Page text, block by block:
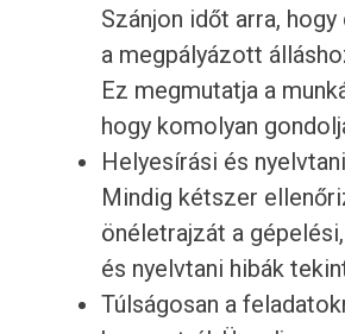
Szánjon időt arra,
a megpályázott
Ez megmutatja a
hogy komolyan
Helyesírási és
Mindig kétszer
önéletrajzát a
és nyelvtani hibák
Túlságosan a